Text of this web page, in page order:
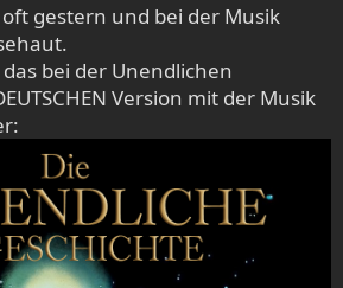
oft gestern und bei der Musik
bei der Unendlichen
Version mit der Musik